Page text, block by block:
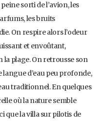
sorti de l’avion, les
les bruits
On respire alors l’odeur
et envoûtant,
la plage. On retrousse son
d’eau peu profonde,
traditionnel. En quelques
où la nature semble
que la villa sur pilotis de